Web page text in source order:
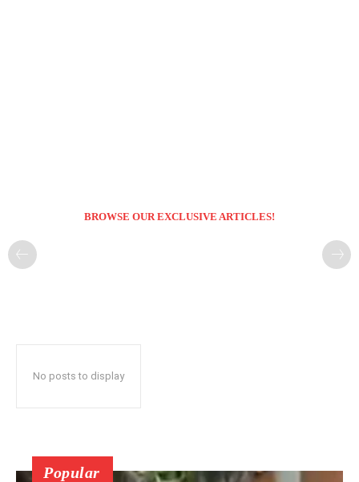
BROWSE OUR EXCLUSIVE ARTICLES!
No posts to display
Popular